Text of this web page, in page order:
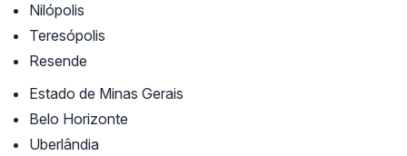
Nilópolis
Teresópolis
Resende
Estado de Minas Gerais
Belo Horizonte
Uberlândia